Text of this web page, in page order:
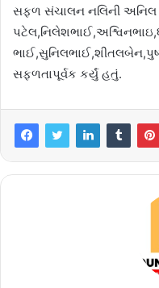
સફળ સંચાલન નલિની અનિલ
સફળતાપૂર્વક કર્યું હતું.